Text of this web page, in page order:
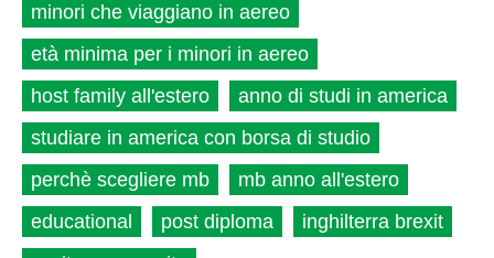
minori che viaggiano in aereo
età minima per i minori in aereo
host family all'estero
anno di studi in america
studiare in america con borsa di studio
perchè scegliere mb
mb anno all'estero
educational
post diploma
inghilterra brexit